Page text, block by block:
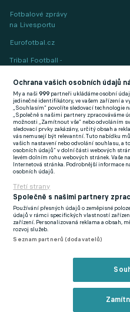
Fotbalové zprávy
na Livesportu
Eurofotbal.cz
Tribal Football -
(EN)
FlashFutbal (SK)
Tenisportal.cz
Tenisové zprávy
na Livesportu
Podmínky užití
Zásady ochrany osobních údajů
Ochrana vašich osobních údajů
My a naši999 partneři ukládáme osobní
jedinečné identifikátory, ve vašem zařízení
„Souhlasím“ povolíte sledovací technologie
„Společně s našimi partnery zpracováváme
možnosti „Zamítnout vše“ nebo odvoláním
sledovací prvky zakázány, určitý obsah a
vás nemusejí být relevantní. Tuto nabídku
vašich nastavení nebo odvolání souhlasu, a
osobních údajů“ v dolní části webových
levém dolním rohu webových stránek. Vaše
Internetová stránka. Podrobnější informace
osobních údajů.
Třetí strany
Společně s našimi partnery
Používání přesných údajů o zeměpisné
údajů v rámci specifických vlastností
zařízení. Personalizovaná reklama a obsah,
rozvoj služeb.
Seznam partnerů (dodavatelů)